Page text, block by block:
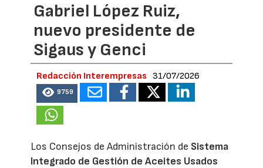
Gabriel López Ruiz,
nuevo presidente de
Sigaus y Genci
Redacción Interempresas 31/07/2026
9759
Los Consejos de Administración de Sistema
Integrado de Gestión de Aceites Usados